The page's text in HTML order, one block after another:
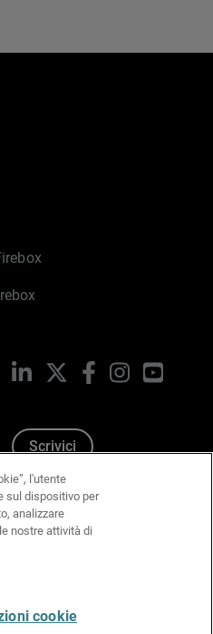
LinkedIn FacebookInstagram
Scrivici
l'utente
sul dispositivo per
analizzare
nostre attività di
cookie